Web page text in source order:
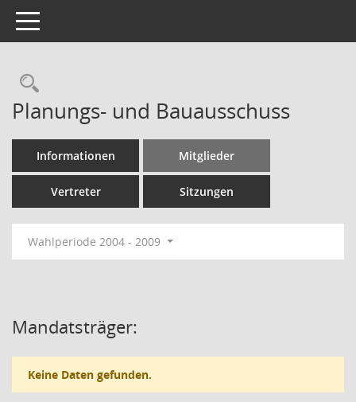
Toggle navigation
Rechercheauswahl
Planungs- und Bauausschuss
Informationen Mitglieder
Vertreter Sitzungen
Wahlperiode 2004 - 2009
Mandatsträger:
Keine Daten gefunden.